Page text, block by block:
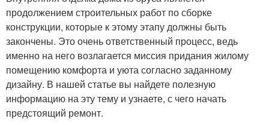
продолжением строительных работ по сборке
конструкции, которые к этому этапу должны быть
закончены. Это очень ответственный процесс, ведь
именно на него возлагается миссия придания жилому
помещению комфорта и уюта согласно заданному
дизайну. В нашей статье вы найдете полезную
информацию на эту тему и узнаете, с чего начать
предстоящий ремонт.